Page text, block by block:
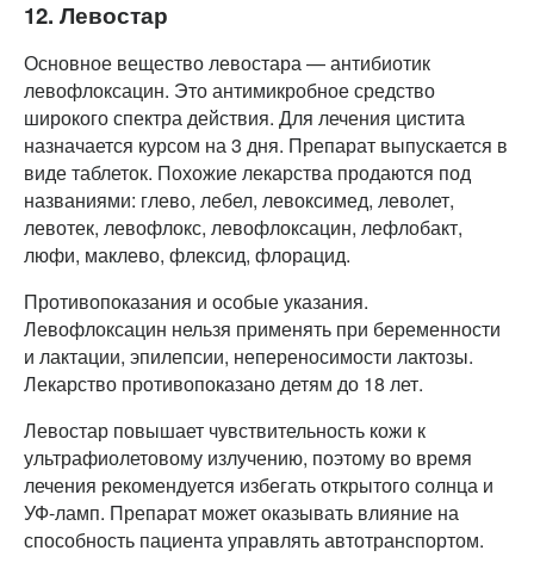
12. Левостар
Основное вещество левостара — антибиотик
левофлоксацин. Это антимикробное средство
широкого спектра действия. Для лечения цистита
назначается курсом на 3 дня. Препарат выпускается в
виде таблеток. Похожие лекарства продаются под
названиями: глево, лебел, левоксимед, леволет,
левотек, левофлокс, левофлоксацин, лефлобакт,
люфи, маклево, флексид, флорацид.
Противопоказания и особые указания.
Левофлоксацин нельзя применять при беременности
и лактации, эпилепсии, непереносимости лактозы.
Лекарство противопоказано детям до 18 лет.
Левостар повышает чувствительность кожи к
ультрафиолетовому излучению, поэтому во время
лечения рекомендуется избегать открытого солнца и
УФ-ламп. Препарат может оказывать влияние на
способность пациента управлять автотранспортом.